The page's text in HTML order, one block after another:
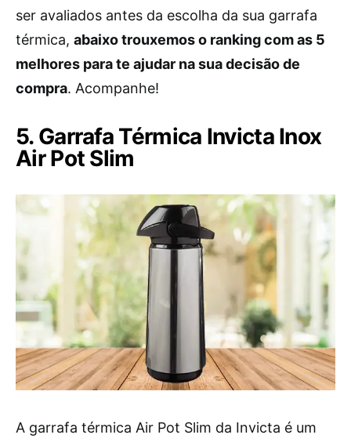
ser avaliados antes da escolha da sua garrafa
térmica, abaixo trouxemos o ranking com as 5
melhores para te ajudar na sua decisão de
compra. Acompanhe!
5. Garrafa Térmica Invicta Inox
Air Pot Slim
A garrafa térmica Air Pot Slim da Invicta é um